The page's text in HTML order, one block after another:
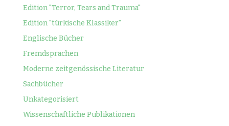
Edition "Terror, Tears and Trauma"
Edition "türkische Klassiker"
Englische Bücher
Fremdsprachen
Moderne zeitgenössische Literatur
Sachbücher
Unkategorisiert
Wissenschaftliche Publikationen